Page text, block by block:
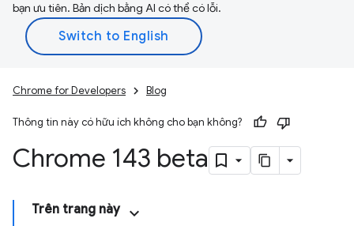
bạn ưu tiên. Bản dịch bằng AI có thể có lỗi.
Chrome for Developers Blog
Thông tin này có hữu ích không cho bạn không?
Chrome 143 beta
Trên trang này